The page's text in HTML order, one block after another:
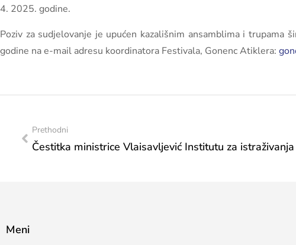
4. 2025. godine.
Poziv za sudjelovanje je upućen kazališnim ansamblima i
godine na e-mail adresu koordinatora Festivala, Gonenc Atiklera:
Prethodni
Meni